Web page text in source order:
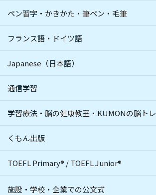
ペン習字・かきかた・筆ペン・毛筆
フランス語・ドイツ語
Japanese（日本語）
通信学習
学習療法・脳の健康教室・KUMONの脳トレ
くもん出版
TOEFL Primary® /TOEFL Junior®
施設・学校・企業での公文式